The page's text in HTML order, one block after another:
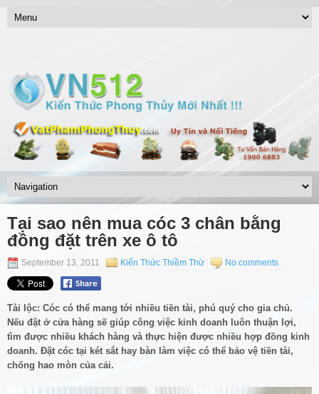
Tại sao nên mua cóc 3 chân bằng
đồng đặt trên xe ô tô
September 13, 2011 Kiến Thức Thiềm Thừ No comments
Tài lộc: Cóc có thể mang tới nhiều tiền tài, phú quý cho gia chủ.
Nếu đặt ở cửa hàng sẽ giúp công việc kinh doanh luôn thuận lợi,
tìm được nhiều khách hàng và thực hiện được nhiều hợp đồng kinh
doanh. Đặt cóc tại két sắt hay bàn làm việc có thể bảo vệ tiền tài,
chống hao mòn của cải.